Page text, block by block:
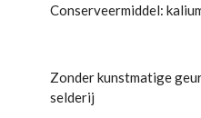
Conserveermiddel:
Zonder kunstmatige
selderij